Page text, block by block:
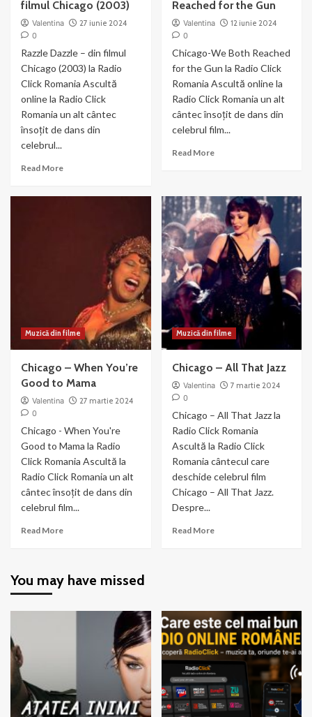
filmul Chicago (2003)
Valentina
27 iunie 2024
0
Razzle Dazzle – din filmul
Chicago (2003) la Radio
Click Romania Ascultă
online la Radio Click
Romania un alt cântec
însoțit de dans din
celebrul...
Read MoreRead
Reached for the Gun
Valentina
12 iunie 2024
0
Chicago-We Both Reached
for the Gun la Radio Click
Romania Ascultă online la
Radio Click Romania un alt
cântec însoțit de dans din
celebrul film...
Read MoreRead
We
Both
Reached
for
the
Gun
Muzică din filme
Chicago – When You’re
Good to Mama
Valentina
27 martie 2024
0
Chicago - When You're
Good to Mama la Radio
Click Romania Ascultă la
Radio Click Romania un alt
cântec însoțit de dans din
celebrul film...
Read MoreRead
–
Muzică din filme
Chicago – All That Jazz
Valentina
7 martie 2024
0
Chicago – All That Jazz la
Radio Click Romania
Ascultă la Radio Click
Romania cântecul care
deschide celebrul film
Chicago – All That Jazz.
Despre...
Read MoreRead
Jazz
You may have missed